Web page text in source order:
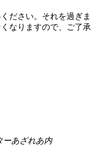
ださい。それを過ぎま
なりますので、ご了承
あざれあ内